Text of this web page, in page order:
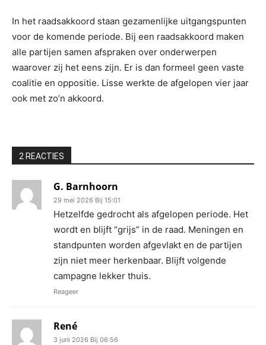
In het raadsakkoord staan gezamenlijke uitgangspunten
voor de komende periode. Bij een raadsakkoord maken
alle partijen samen afspraken over onderwerpen
waarover zij het eens zijn. Er is dan formeel geen vaste
coalitie en oppositie. Lisse werkte de afgelopen vier jaar
ook met zo’n akkoord.
2 REACTIES
G. Barnhoorn
29 mei 2026 Bij 15:01
Hetzelfde gedrocht als afgelopen periode. Het
wordt en blijft “grijs” in de raad. Meningen en
standpunten worden afgevlakt en de partijen
zijn niet meer herkenbaar. Blijft volgende
campagne lekker thuis.
Reageer
René
3 juni 2026 Bij 06:56